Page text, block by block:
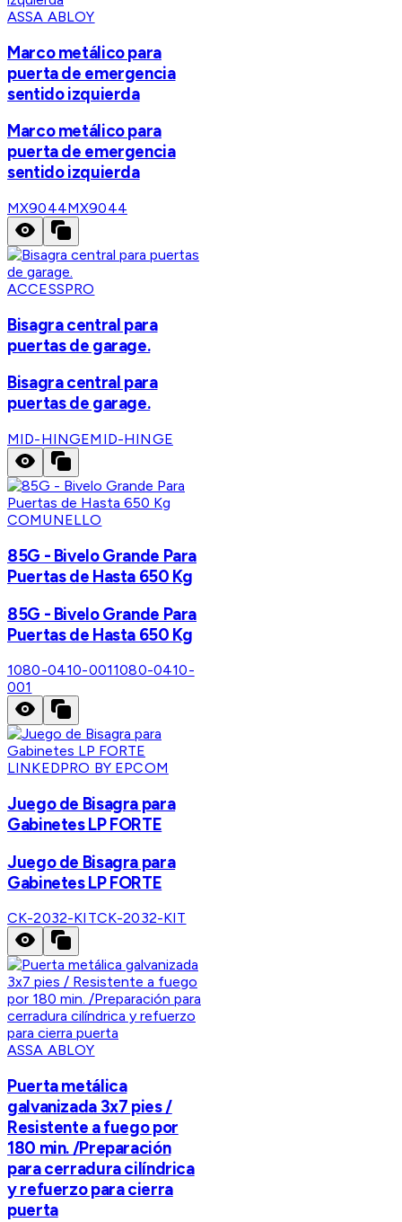
ASSA ABLOY
Marco metálico para
puerta de emergencia
sentido izquierda
Marco metálico para
puerta de emergencia
sentido izquierda
MX9044MX9044
ACCESSPRO
Bisagra central para
puertas de garage.
Bisagra central para
puertas de garage.
MID-HINGEMID-HINGE
COMUNELLO
85G - Bivelo Grande Para
Puertas de Hasta 650 Kg
85G - Bivelo Grande Para
Puertas de Hasta 650 Kg
1080-0410-0011080-0410-
001
LINKEDPRO BY EPCOM
Juego de Bisagra para
Gabinetes LP FORTE
Juego de Bisagra para
Gabinetes LP FORTE
CK-2032-KITCK-2032-KIT
ASSA ABLOY
Puerta metálica
galvanizada 3x7 pies /
Resistente a fuego por
180 min. /Preparación
para cerradura cilíndrica
y refuerzo para cierra
puerta